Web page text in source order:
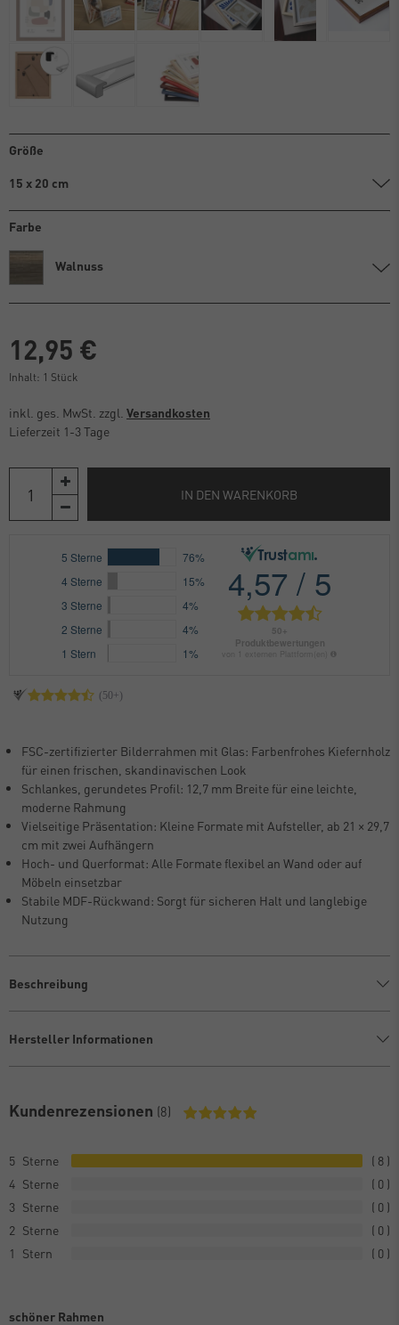
Größe
15 x 20 cm
Farbe
Walnuss
12,95 €
Inhalt: 1 Stück
inkl. ges. MwSt. zzgl. Versandkosten
Lieferzeit 1-3 Tage
IN DEN WARENKORB
FSC-zertifizierter Bilderrahmen mit Glas: Farbenfrohes Kiefernholz
für einen frischen, skandinavischen Look
Schlankes, gerundetes Profil: 12,7 mm Breite für eine leichte,
moderne Rahmung
Vielseitige Präsentation: Kleine Formate mit Aufsteller, ab 21 × 29,7
cm mit zwei Aufhängern
Hoch- und Querformat: Alle Formate flexibel an Wand oder auf
Möbeln einsetzbar
Stabile MDF-Rückwand: Sorgt für sicheren Halt und langlebige
Nutzung
Beschreibung
Hersteller Informationen
Kundenrezensionen (8)
5
8
4
0
3
0
2
0
1
0
schöner Rahmen